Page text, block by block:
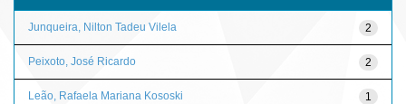
2
Junqueira, Nilton Tadeu Vilela
2
Peixoto, José Ricardo
1
Leão, Rafaela Mariana Kososki